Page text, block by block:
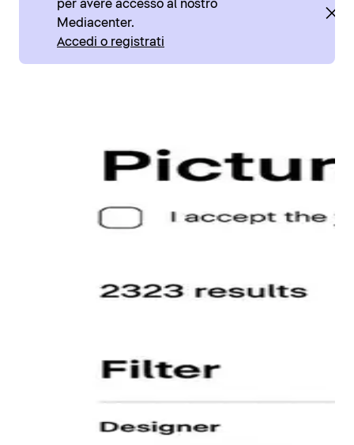
per avere accesso al nostro
Mediacenter.
Accedi o registrati